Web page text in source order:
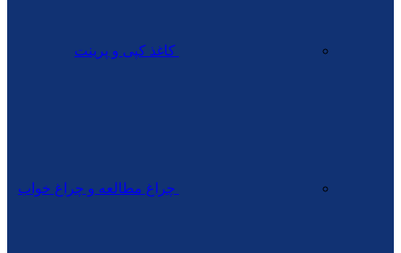
کاغذ کپی و پرینت
چراغ مطالعه و چراغ خواب